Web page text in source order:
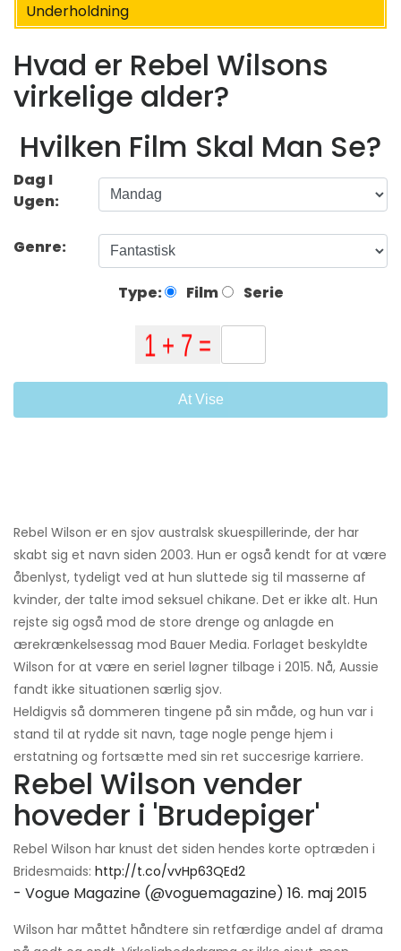
Underholdning
Hvad er Rebel Wilsons
virkelige alder?
Hvilken Film Skal Man Se?
Dag I
Ugen:
Genre:
Type: Film Serie
At Vise
Rebel Wilson er en sjov australsk skuespillerinde, der har
skabt sig et navn siden 2003. Hun er også kendt for at være
åbenlyst, tydeligt ved at hun sluttede sig til masserne af
kvinder, der talte imod seksuel chikane. Det er ikke alt. Hun
rejste sig også mod de store drenge og anlagde en
ærekrænkelsessag mod Bauer Media. Forlaget beskyldte
Wilson for at være en seriel løgner tilbage i 2015. Nå, Aussie
fandt ikke situationen særlig sjov.
Heldigvis så dommeren tingene på sin måde, og hun var i
stand til at rydde sit navn, tage nogle penge hjem i
erstatning og fortsætte med sin ret succesrige karriere.
Rebel Wilson vender
hoveder i 'Brudepiger'
Rebel Wilson har knust det siden hendes korte optræden i
Bridesmaids: http://t.co/vvHp63QEd2
- Vogue Magazine (@voguemagazine) 16. maj 2015
Wilson har måttet håndtere sin retfærdige andel af drama